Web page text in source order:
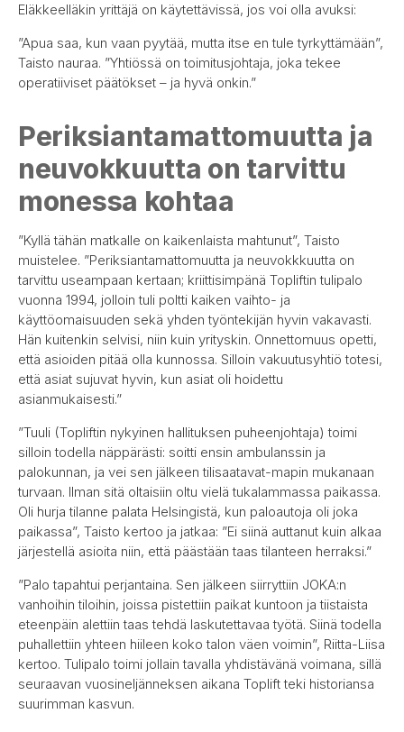
Eläkkeelläkin yrittäjä on käytettävissä, jos voi olla avuksi:
”Apua saa, kun vaan pyytää, mutta itse en tule tyrkyttämään”,
Taisto nauraa. ”Yhtiössä on toimitusjohtaja, joka tekee
operatiiviset päätökset – ja hyvä onkin.”
Periksiantamattomuutta ja
neuvokkuutta on tarvittu
monessa kohtaa
”Kyllä tähän matkalle on kaikenlaista mahtunut”, Taisto
muistelee. ”Periksiantamattomuutta ja neuvokkkuutta on
tarvittu useampaan kertaan; kriittisimpänä Topliftin tulipalo
vuonna 1994, jolloin tuli poltti kaiken vaihto- ja
käyttöomaisuuden sekä yhden työntekijän hyvin vakavasti.
Hän kuitenkin selvisi, niin kuin yrityskin. Onnettomuus opetti,
että asioiden pitää olla kunnossa. Silloin vakuutusyhtiö totesi,
että asiat sujuvat hyvin, kun asiat oli hoidettu
asianmukaisesti.”
”Tuuli (Topliftin nykyinen hallituksen puheenjohtaja) toimi
silloin todella näppärästi: soitti ensin ambulanssin ja
palokunnan, ja vei sen jälkeen tilisaatavat-mapin mukanaan
turvaan. Ilman sitä oltaisiin oltu vielä tukalammassa paikassa.
Oli hurja tilanne palata Helsingistä, kun paloautoja oli joka
paikassa”, Taisto kertoo ja jatkaa: ”Ei siinä auttanut kuin alkaa
järjestellä asioita niin, että päästään taas tilanteen herraksi.”
”Palo tapahtui perjantaina. Sen jälkeen siirryttiin JOKA:n
vanhoihin tiloihin, joissa pistettiin paikat kuntoon ja tiistaista
eteenpäin alettiin taas tehdä laskutettavaa työtä. Siinä todella
puhallettiin yhteen hiileen koko talon väen voimin”, Riitta-Liisa
kertoo. Tulipalo toimi jollain tavalla yhdistävänä voimana, sillä
seuraavan vuosineljänneksen aikana Toplift teki historiansa
suurimman kasvun.